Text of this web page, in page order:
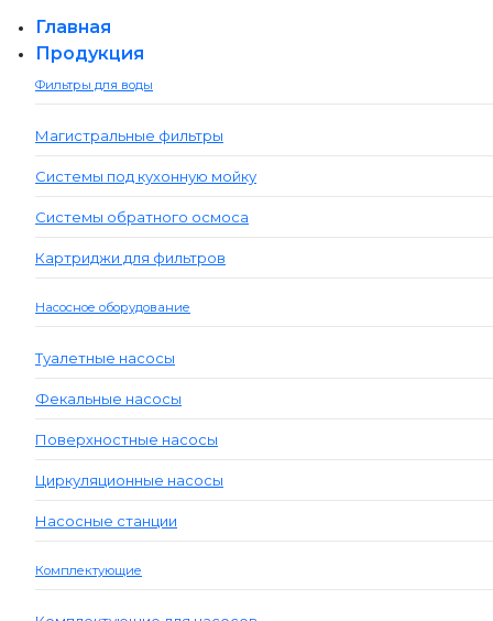
Главная
Продукция
Фильтры для воды
Магистральные фильтры
Системы под кухонную мойку
Системы обратного осмоса
Картриджи для фильтров
Насосное оборудование
Туалетные насосы
Фекальные насосы
Поверхностные насосы
Циркуляционные насосы
Насосные станции
Комплектующие